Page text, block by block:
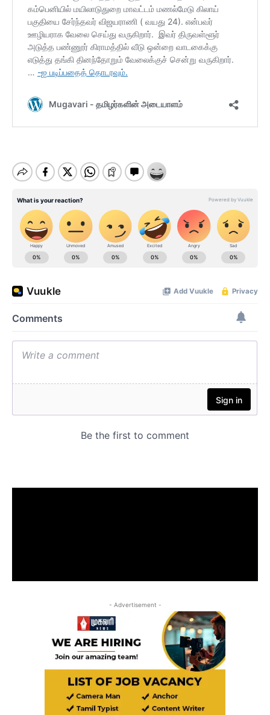
- Advertisement -